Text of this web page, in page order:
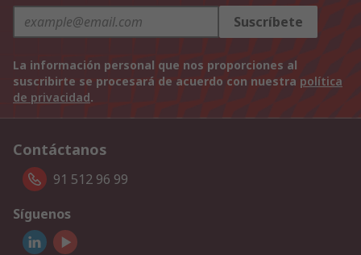
Suscríbete
La información personal que nos proporciones al
suscribirte se procesará de acuerdo con nuestra política
de privacidad.
Contáctanos
91 512 96 99
Síguenos